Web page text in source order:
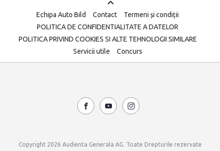
Echipa Auto Bild Contact
Termeni și condiții
POLITICA DE CONFIDENTIALITATE A DATELOR
POLITICA PRIVIND COOKIES SI ALTE TEHNOLOGII SIMILARE
Servicii utile
Concurs
Copyright 2026 Audienta Generala AG. Toate Drepturile rezervate